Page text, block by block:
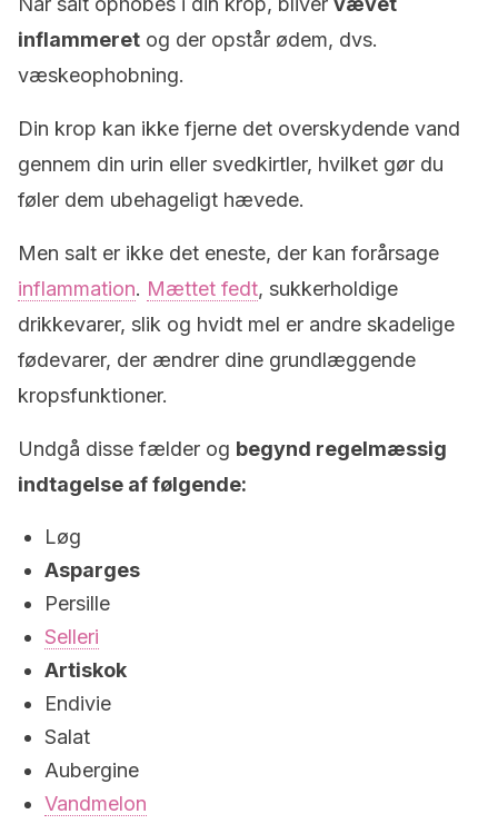
inflammeret og der opstår ødem, dvs.
væskeophobning.
Din krop kan ikke fjerne det overskydende vand
gennem din urin eller svedkirtler, hvilket gør du
føler dem ubehageligt hævede.
Men salt er ikke det eneste, der kan forårsage
inflammation. Mættet fedt, sukkerholdige
drikkevarer, slik og hvidt mel er andre skadelige
fødevarer, der ændrer dine grundlæggende
kropsfunktioner.
Undgå disse fælder og begynd regelmæssig
indtagelse af følgende:
Løg
Asparges
Persille
Selleri
Artiskok
Endivie
Salat
Aubergine
Vandmelon